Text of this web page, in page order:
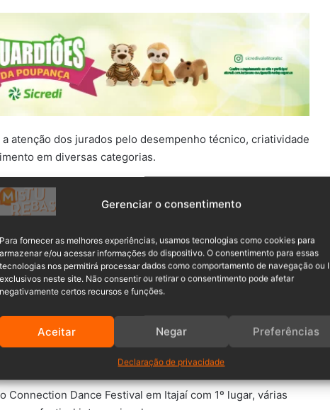
Gerenciar o consentimento
Para fornecer as melhores experiências, usamos tecnologias como cookies para
armazenar e/ou acessar informações do dispositivo. O consentimento para essas
tecnologias nos permitirá processar dados como comportamento de navegação ou
exclusivos neste site. Não consentir ou retirar o consentimento pode afetar
negativamente certos recursos e funções.
Aceitar Negar Preferências
Declaração de privacidade
atenção dos jurados pelo desempenho técnico, criatividade
em diversas categorias.
dos 7 Mares